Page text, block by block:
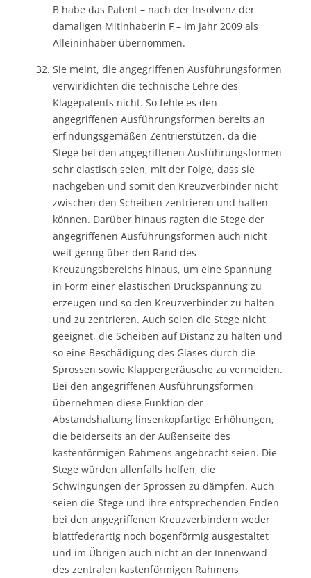
B habe das Patent – nach der Insolvenz der
damaligen Mitinhaberin F – im Jahr 2009 als
Alleininhaber übernommen.
Sie meint, die angegriffenen Ausführungsformen
verwirklichten die technische Lehre des
Klagepatents nicht. So fehle es den
angegriffenen Ausführungsformen bereits an
erfindungsgemäßen Zentrierstützen, da die
Stege bei den angegriffenen Ausführungsformen
sehr elastisch seien, mit der Folge, dass sie
nachgeben und somit den Kreuzverbinder nicht
zwischen den Scheiben zentrieren und halten
können. Darüber hinaus ragten die Stege der
angegriffenen Ausführungsformen auch nicht
weit genug über den Rand des
Kreuzungsbereichs hinaus, um eine Spannung
in Form einer elastischen Druckspannung zu
erzeugen und so den Kreuzverbinder zu halten
und zu zentrieren. Auch seien die Stege nicht
geeignet, die Scheiben auf Distanz zu halten und
so eine Beschädigung des Glases durch die
Sprossen sowie Klappergeräusche zu vermeiden.
Bei den angegriffenen Ausführungsformen
übernehmen diese Funktion der
Abstandshaltung linsenkopfartige Erhöhungen,
die beiderseits an der Außenseite des
kastenförmigen Rahmens angebracht seien. Die
Stege würden allenfalls helfen, die
Schwingungen der Sprossen zu dämpfen. Auch
seien die Stege und ihre entsprechenden Enden
bei den angegriffenen Kreuzverbindern weder
blattfederartig noch bogenförmig ausgestaltet
und im Übrigen auch nicht an der Innenwand
des zentralen kastenförmigen Rahmens